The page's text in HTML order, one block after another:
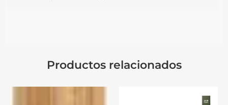
Productos relacionados